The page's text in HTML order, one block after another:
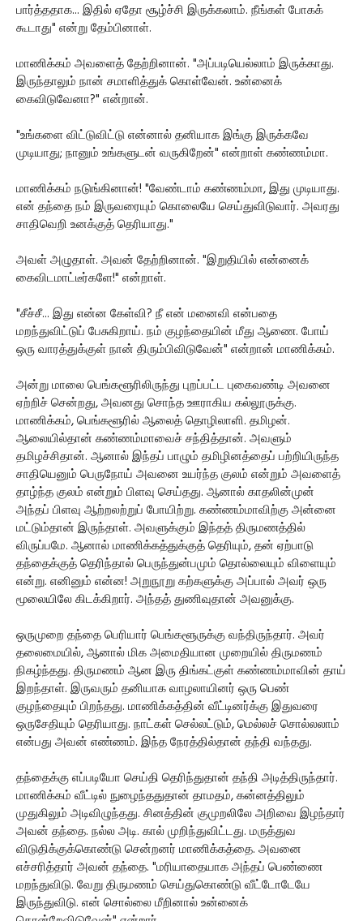
பார்த்ததாக... இதில் ஏதோ சூழ்ச்சி இருக்கலாம். நீங்கள் போகக்
கூடாது" என்று தேம்பினாள்.
மாணிக்கம் அவளைத் தேற்றினான். "அப்படியெல்லாம் இருக்காது.
இருந்தாலும் நான் சமாளித்துக் கொள்வேன். உன்னைக்
கைவிடுவேனா?" என்றான்.
"உங்களை விட்டுவிட்டு என்னால் தனியாக இங்கு இருக்கவே
முடியாது; நானும் உங்களுடன் வருகிறேன்" என்றாள் கண்ணம்மா.
மாணிக்கம் நடுங்கினான்! "வேண்டாம் கண்ணம்மா, இது முடியாது.
என் தந்தை நம் இருவரையும் கொலையே செய்துவிடுவார். அவரது
சாதிவெறி உனக்குத் தெரியாது."
அவள் அழுதாள். அவன் தேற்றினான். "இறுதியில் என்னைக்
கைவிடமாட்டீர்களே!" என்றாள்.
"சீச்சீ... இது என்ன கேள்வி? நீ என் மனைவி என்பதை
மறந்துவிட்டுப் பேசுகிறாய். நம் குழந்தையின் மீது ஆணை. போய்
ஒரு வாரத்துக்குள் நான் திரும்பிவிடுவேன்" என்றான் மாணிக்கம்.
அன்று மாலை பெங்களூரிலிருந்து புறப்பட்ட புகைவண்டி அவனை
ஏற்றிச் சென்றது, அவனது சொந்த ஊராகிய கல்லூருக்கு.
மாணிக்கம், பெங்களூரில் ஆலைத் தொழிலாளி. தமிழன்.
ஆலையில்தான் கண்ணம்மாவைச் சந்தித்தான். அவளும்
தமிழச்சிதான். ஆனால் இந்தப் பாழும் தமிழினத்தைப் பற்றியிருந்த
சாதியெனும் பெருநோய் அவனை உயர்ந்த குலம் என்றும் அவளைத்
தாழ்ந்த குலம் என்றும் பிளவு செய்தது. ஆனால் காதலின்முன்
அந்தப் பிளவு ஆற்றலற்றுப் போயிற்று. கண்ணம்மாவிற்கு அன்னை
மட்டும்தான் இருந்தாள். அவளுக்கும் இந்தத் திருமணத்தில்
விருப்பமே. ஆனால் மாணிக்கத்துக்குத் தெரியும், தன் ஏற்பாடு
தந்தைக்குத் தெரிந்தால் பெருந்துன்பமும் தொல்லையும் விளையும்
என்று. எனினும் என்ன! அறுநூறு கற்களுக்கு அப்பால் அவர் ஒரு
மூலையிலே கிடக்கிறார். அந்தத் துணிவுதான் அவனுக்கு.
ஒருமுறை தந்தை பெரியார் பெங்களூருக்கு வந்திருந்தார். அவர்
தலைமையில், ஆனால் மிக அமைதியான முறையில் திருமணம்
நிகழ்ந்தது. திருமணம் ஆன இரு திங்கட்குள் கண்ணம்மாவின் தாய்
இறந்தாள். இருவரும் தனியாக வாழலாயினர் ஒரு பெண்
குழந்தையும் பிறந்தது. மாணிக்கத்தின் வீட்டினர்க்கு இதுவரை
ஒருசேதியும் தெரியாது. நாட்கள் செல்லட்டும், மெல்லச் சொல்லலாம்
என்பது அவன் எண்ணம். இந்த நேரத்தில்தான் தந்தி வந்தது.
தந்தைக்கு எப்படியோ செய்தி தெரிந்துதான் தந்தி அடித்திருந்தார்.
மாணிக்கம் வீட்டில் நுழைந்ததுதான் தாமதம், கன்னத்திலும்
முதுகிலும் அடிவிழுந்தது. சினத்தின் குமுறலிலே அறிவை இழந்தார்
அவன் தந்தை. நல்ல அடி. கால் முறிந்துவிட்டது. மருத்துவ
விடுதிக்குக்கொண்டு சென்றனர் மாணிக்கத்தை. அவனை
எச்சரித்தார் அவன் தந்தை. "மரியாதையாக அந்தப் பெண்ணை
மறந்துவிடு. வேறு திருமணம் செய்துகொண்டு வீட்டோடேயே
இருந்துவிடு. என் சொல்லை மீறினால் உன்னைக்